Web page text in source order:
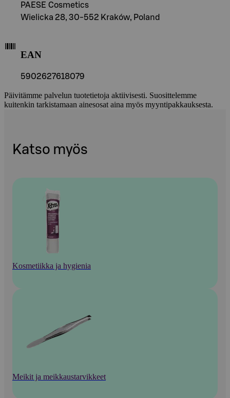
PAESE Cosmetics
Wielicka 28, 30-552 Kraków, Poland
EAN
5902627618079
Päivitämme palvelun tuotetietoja aktiivisesti. Suosittelemme
kuitenkin tarkistamaan ainesosat aina myös myyntipakkauksesta.
Katso myös
Kosmetiikka ja hygienia
Meikit ja meikkaustarvikkeet